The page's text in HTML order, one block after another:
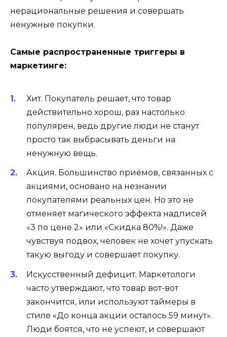
нерациональные решения и совершать
ненужные покупки.
Самые распространенные триггеры в
маркетинге:
Хит. Покупатель решает, что товар
действительно хорош, раз настолько
популярен, ведь другие люди не станут
просто так выбрасывать деньги на
ненужную вещь.
Акция. Большинство приёмов, связанных с
акциями, основано на незнании
покупателями реальных цен. Но это не
отменяет магического эффекта надписей
«3 по цене 2» или «Скидка 80%!». Даже
чувствуя подвох, человек не хочет упускать
такую выгоду и совершает покупку.
Искусственный дефицит. Маркетологи
часто утверждают, что товар вот-вот
закончится, или используют таймеры в
стиле «До конца акции осталось 59 минут».
Люди боятся, что не успеют, и совершают